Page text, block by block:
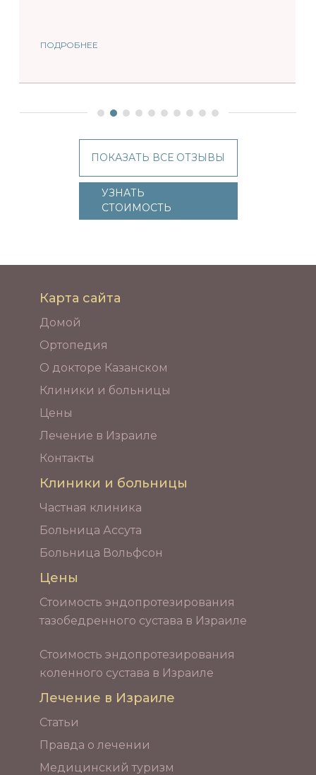
ПОДРОБНЕЕ
ПОКАЗАТЬ ВСЕ ОТЗЫВЫ
УЗНАТЬ
СТОИМОСТЬ
Карта сайта
Домой
Ортопедия
О докторе Казанском
Клиники и больницы
Цены
Лечение в Израиле
Контакты
Клиники и больницы
Частная клиника
Больница Ассута
Больница Вольфсон
Цены
Стоимость эндопротезирования
тазобедренного сустава в Израиле
Стоимость эндопротезирования
коленного сустава в Израиле
Лечение в Израиле
Статьи
Правда о лечении
Медицинский туризм